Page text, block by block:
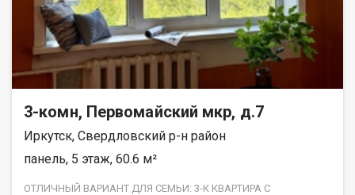
3-комн, Первомайский мкр, д.7
Иркутск, Свердловский р-н район
панель, 5 этаж, 60.6 м²
ОТЛИЧНЫЙ ВАРИАНТ ДЛЯ СЕМЬИ: 3-К КВАРТИРА С